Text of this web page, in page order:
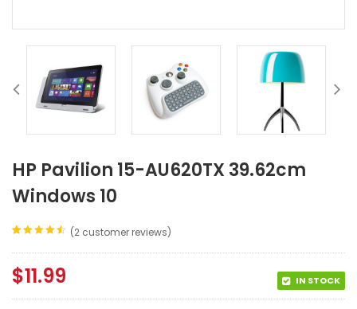
HP Pavilion 15-AU620TX 39.62cm
Windows 10
4.50out
based
on
customer
(2 customer reviews)
$11.99 IN STOCK